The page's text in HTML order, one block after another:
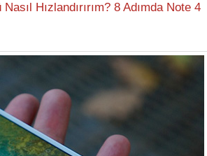
Hızlandırırım? 8 Adımda Note 4